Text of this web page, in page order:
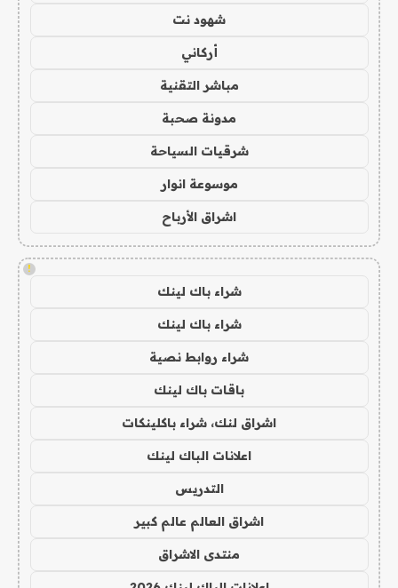
شهود نت
أركاني
مباشر التقنية
مدونة صحبة
شرقيات السياحة
موسوعة انوار
اشراق الأرباح
!
شراء باك لينك
شراء باك لينك
شراء روابط نصية
باقات باك لينك
اشراق لنك، شراء باكلينكات
اعلانات الباك لينك
التدريس
اشراق العالم عالم كبير
منتدى الاشراق